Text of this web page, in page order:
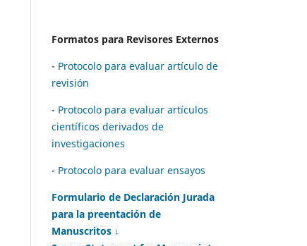
Formatos para Revisores Externos
- Protocolo para evaluar artículo de
revisión
- Protocolo para evaluar artículos
científicos derivados de
investigaciones
- Protocolo para evaluar ensayos
Formulario de Declaración Jurada
para la preentación de
Manuscritos ↓